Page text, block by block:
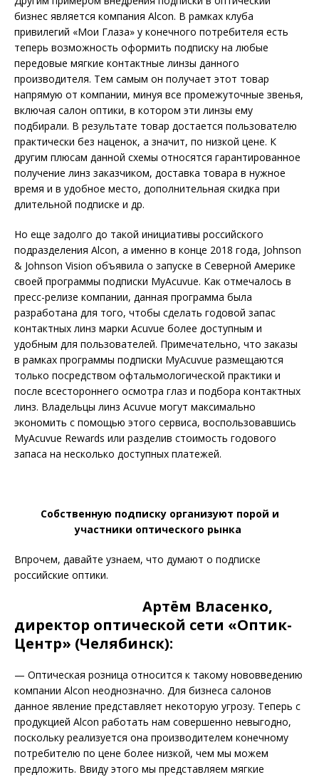
бизнес является компания Alcon. В рамках клуба
привилегий «Мои Глаза» у конечного потребителя есть
теперь возможность оформить подписку на любые
передовые мягкие контактные линзы данного
производителя. Тем самым он получает этот товар
напрямую от компании, минуя все промежуточные звенья,
включая салон оптики, в котором эти линзы ему
подбирали. В результате товар достается пользователю
практически без наценок, а значит, по низкой цене. К
другим плюсам данной схемы относятся гарантированное
получение линз заказчиком, доставка товара в нужное
время и в удобное место, дополнительная скидка при
длительной подписке и др.
Но еще задолго до такой инициативы российского
подразделения Alcon, а именно в конце 2018 года, Johnson
& Johnson Vision объявила о запуске в Северной Америке
своей программы подписки MyAcuvue. Как отмечалось в
пресс-релизе компании, данная программа была
разработана для того, чтобы сделать годовой запас
контактных линз марки Acuvue более доступным и
удобным для пользователей. Примечательно, что заказы
в рамках программы подписки MyAcuvue размещаются
только посредством офтальмологической практики и
после всестороннего осмотра глаз и подбора контактных
линз. Владельцы линз Acuvue могут максимально
экономить с помощью этого сервиса, воспользовавшись
MyAcuvue Rewards или разделив стоимость годового
запаса на несколько доступных платежей.
Собственную подписку организуют порой и
участники оптического рынка
Впрочем, давайте узнаем, что думают о подписке
российские оптики.
Артём Власенко,
директор оптической сети «Оптик-
Центр» (Челябинск):
— Оптическая розница относится к такому нововведению
компании Alcon неоднозначно. Для бизнеса салонов
данное явление представляет некоторую угрозу. Теперь с
продукцией Alcon работать нам совершенно невыгодно,
поскольку реализуется она производителем конечному
потребителю по цене более низкой, чем мы можем
предложить. Ввиду этого мы представляем мягкие